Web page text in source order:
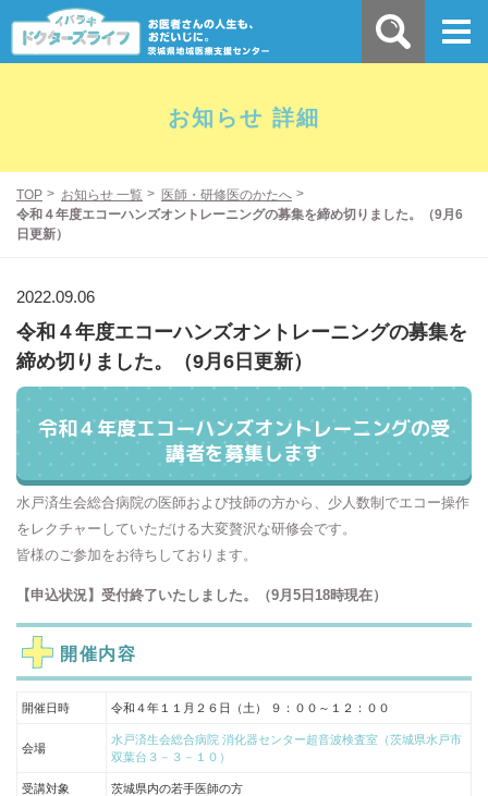
お知らせ 詳細
TOP お知らせ 一覧
医師・研修医のかたへ
令和４年度エコーハンズオントレーニングの募集を締め切りました。（9月6
日更新）
2022.09.06
令和４年度エコーハンズオントレーニングの募集を
締め切りました。（9月6日更新）
令和４年度エコーハンズオントレーニングの受
講者を募集します
水戸済生会総合病院の医師および技師の方から、少人数制でエコー操作
をレクチャーしていただける大変贅沢な研修会です。
皆様のご参加をお待ちしております。
【申込状況】受付終了いたしました。（9月5日18時現在）
開催内容
開催日時 令和４年１１月２６日（土） ９：００～１２：００
会場
水戸済生会総合病院 消化器センター超音波検査室（茨城県水戸市
双葉台３－３－１０）
受講対象 茨城県内の若手医師の方